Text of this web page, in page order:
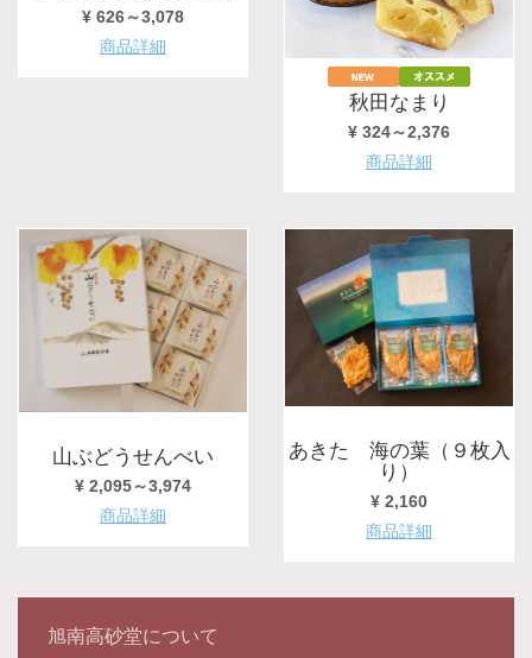
¥ 626～3,078
商品詳細
秋田なまり
¥ 324～2,376
商品詳細
山ぶどうせんべい
¥ 2,095～3,974
商品詳細
あきた 海の葉（９枚入
り）
¥ 2,160
商品詳細
旭南高砂堂について